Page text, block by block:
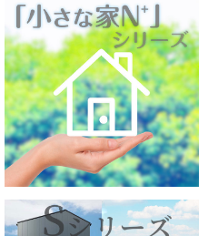
住宅
子育て世代に必要なのは、
額」が抑
そのために、当社では夏涼し